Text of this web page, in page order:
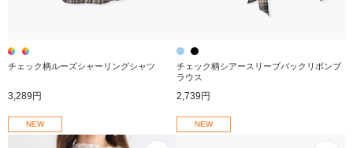
チェック柄ルーズシャーリングシャツ
3,289円
チェック柄シアースリーブバックリボンブ
ラウス
2,739円
NEW NEW